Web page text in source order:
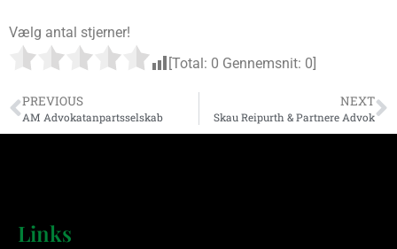
Vælg antal stjerner!
[Total: 0 Gennemsnit: 0
PREVIOUS
AM Advokatanpartsselskab
NEXT
Skau Reipurth & Partnere Advok
Links